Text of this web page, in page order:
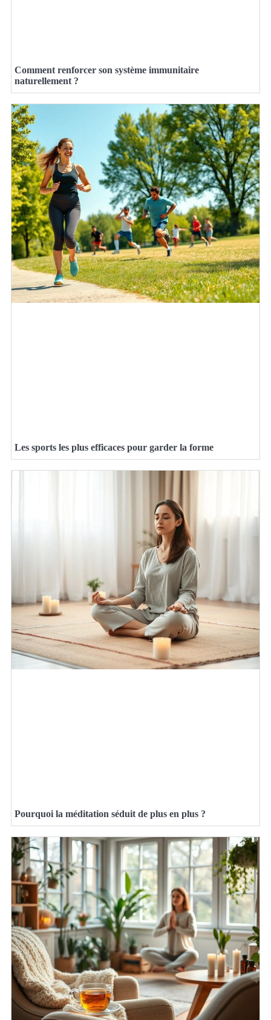
Comment renforcer son système immunitaire
naturellement ?
Les sports les plus efficaces pour garder la forme
Pourquoi la méditation séduit de plus en plus ?